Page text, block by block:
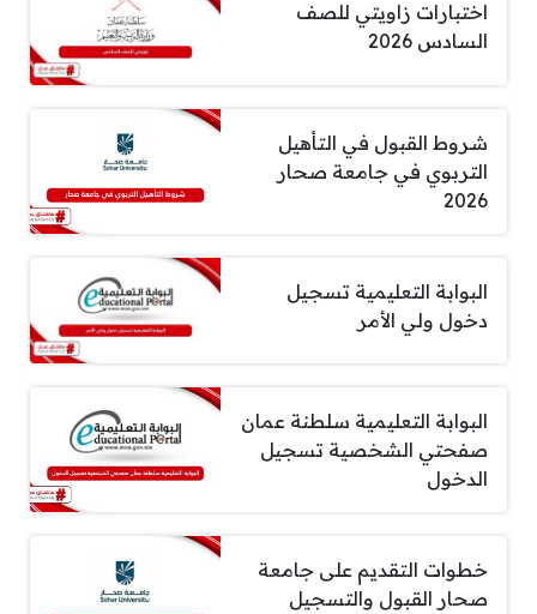
اختبارات زاويتي للصف
السادس 2026
شروط القبول في التأهيل
التربوي في جامعة صحار
2026
البوابة التعليمية تسجيل
دخول ولي الأمر
البوابة التعليمية سلطنة عمان
صفحتي الشخصية تسجيل
الدخول
خطوات التقديم على جامعة
صحار القبول والتسجيل